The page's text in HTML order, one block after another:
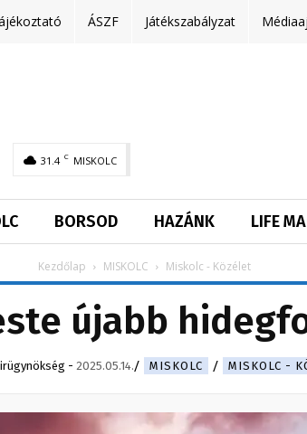
ÁSZF Játékszabályzat
31.4 C MISKOLC
BORSOD HAZÁNK LIFE
Kezdőlap MISKOLC Miskolc - Közélet
újabb
- 2025.05.14. MISKOLC MISKOLC -